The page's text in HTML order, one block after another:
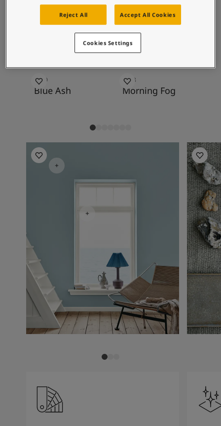
စာရွက်စာတမ်းထုတ်ကုန်
နည်းပညာဆိုင်ရာအချက်အလက်များ
Soulful Spaces - Jotun မှ နောက်ဆုံးထွက်ရှိထားသော အရောင်ချပ်အသစ်
အကြံပြုထားသော အရောင်ပေါင်းစပ်
4399
Blue Ash
9918
Morning Fog
Living Room Inspiration Kitchen
Reject All Accept All Cookies
Cookies Settings